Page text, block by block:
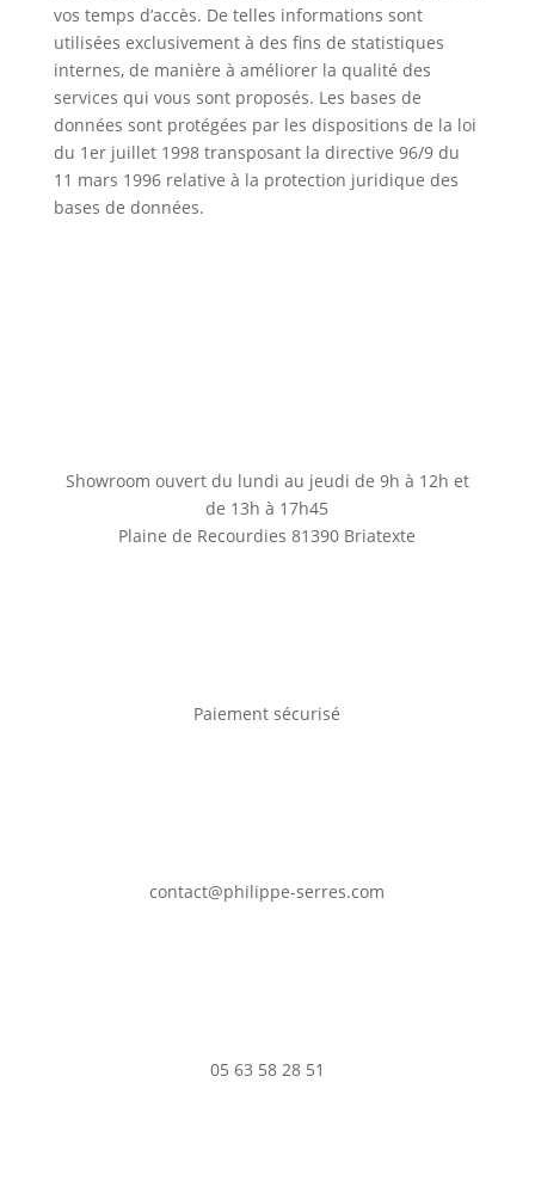
vos temps d’accès. De telles informations sont
utilisées exclusivement à des fins de statistiques
internes, de manière à améliorer la qualité des
services qui vous sont proposés. Les bases de
données sont protégées par les dispositions de la loi
du 1er juillet 1998 transposant la directive 96/9 du
11 mars 1996 relative à la protection juridique des
bases de données.
Showroom ouvert du lundi au jeudi de 9h à 12h et
de 13h à 17h45
Plaine de Recourdies81390 Briatexte
Paiement sécurisé
contact@philippe-serres.com
05 63 58 28 51